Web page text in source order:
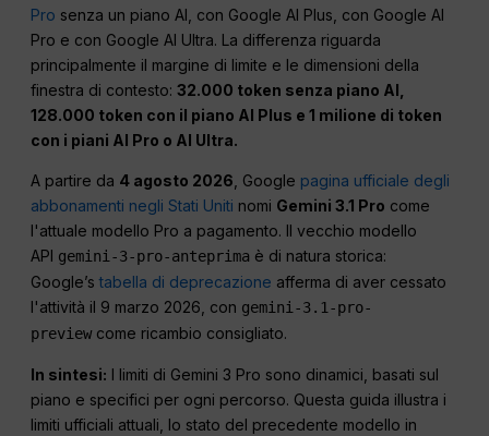
Pro senza un piano AI, con Google AI Plus, con Google AI
Pro e con Google AI Ultra. La differenza riguarda
principalmente il margine di limite e le dimensioni della
finestra di contesto:32.000 token senza piano AI,
128.000 token con il piano AI Plus e 1 milione di token
con i piani AI Pro o AI Ultra.
A partire da 4 agosto 2026 , Google pagina ufficiale degli
abbonamenti negli Stati Uniti nomi Gemini 3.1 Pro come
l'attuale modello Pro a pagamento. Il vecchio modello
API gemini-3-pro-anteprima è di natura storica:
Google’stabella di deprecazione afferma di aver cessato
l'attività il 9 marzo 2026, con gemini-3.1-pro-
preview come ricambio consigliato.
In sintesi: I limiti di Gemini 3 Pro sono dinamici, basati sul
piano e specifici per ogni percorso. Questa guida illustra i
limiti ufficiali attuali, lo stato del precedente modello in